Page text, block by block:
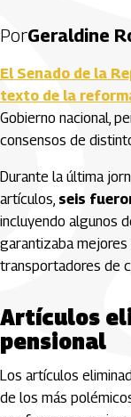
PorGeraldine
El Senado de la
texto de la
Gobierno nacional,
consensos de
Durante la última
artículos, seis
incluyendo algunos
garantizaba
transportadores de
Artículos
pensional
Los artículos
de los más